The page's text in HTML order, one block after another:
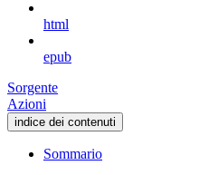
html
epub
Sorgente
Azioni
indice dei contenuti
Sommario